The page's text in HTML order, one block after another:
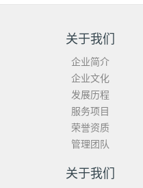
关于我们
企业简介
企业文化
发展历程
服务项目
荣誉资质
管理团队
关于我们